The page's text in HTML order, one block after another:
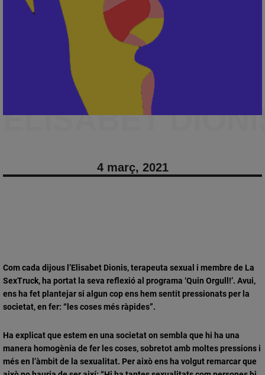
ELISABET
4 març, 2021
Com cada dijous l’Elisabet Dionis, terapeuta sexual i membre de La
SexTruck, ha portat la seva reflexió al programa ‘Quin Orgull!’. Avui,
ens ha fet plantejar si algun cop ens hem sentit pressionats per la
societat, en fer: “les coses més ràpides”.
Ha explicat que estem en una societat on sembla que hi ha una
manera homogènia de fer les coses, sobretot amb moltes pressions i
més en l’àmbit de la sexualitat. Per això ens ha volgut remarcar que